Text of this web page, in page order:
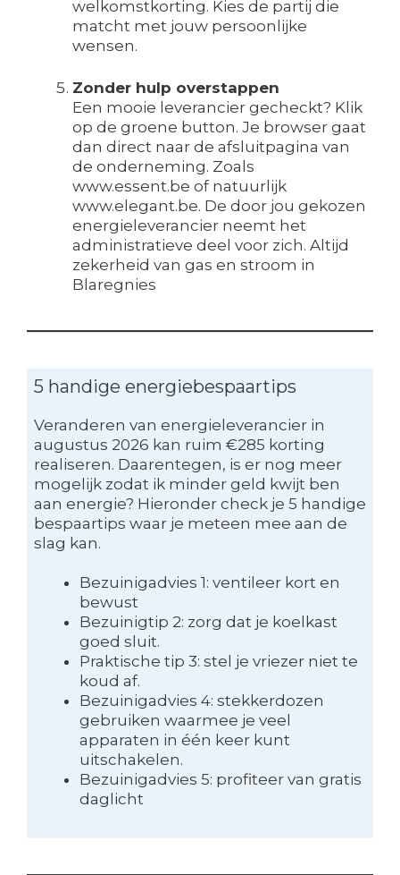
welkomstkorting. Kies de partij die
matcht met jouw persoonlijke
wensen.
Zonder hulp overstappen
Een mooie leverancier gecheckt? Klik
op de groene button. Je browser gaat
dan direct naar de afsluitpagina van
de onderneming. Zoals
www.essent.be of natuurlijk
www.elegant.be. De door jou gekozen
energieleverancier neemt het
administratieve deel voor zich. Altijd
zekerheid van gas en stroom in
Blaregnies
5 handige energiebespaartips
Veranderen van energieleverancier in
augustus 2026 kan ruim €285 korting
realiseren. Daarentegen, is er nog meer
mogelijk zodat ik minder geld kwijt ben
aan energie? Hieronder check je 5 handige
bespaartips waar je meteen mee aan de
slag kan.
Bezuinigadvies 1: ventileer kort en
bewust
Bezuinigtip 2: zorg dat je koelkast
goed sluit.
Praktische tip 3: stel je vriezer niet te
koud af.
Bezuinigadvies 4: stekkerdozen
gebruiken waarmee je veel
apparaten in één keer kunt
uitschakelen.
Bezuinigadvies 5: profiteer van gratis
daglicht